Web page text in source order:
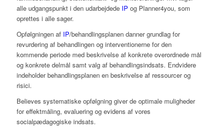
alle udgangspunkt i den udarbejdede IP og Planner4you, som
oprettes i alle sager.
Opfølgningen af IP/behandlingsplanen danner grundlag for
revurdering af behandlingen og interventionerne for den
kommende periode med beskrivelse af konkrete overordnede mål
og konkrete delmål samt valg af behandlingsindsats. Endvidere
indeholder behandlingsplanen en beskrivelse af ressourcer og
risici.
Believes systematiske opfølgning giver de optimale muligheder
for effektmåling, evaluering og evidens af vores
socialpædagogiske indsats.